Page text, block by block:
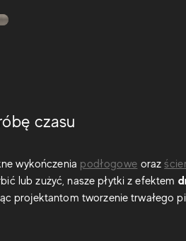
czasu
wykończenia podłogowe oraz
lub zużyć, nasze płytki z efektem
projektantom tworzenie trwałego